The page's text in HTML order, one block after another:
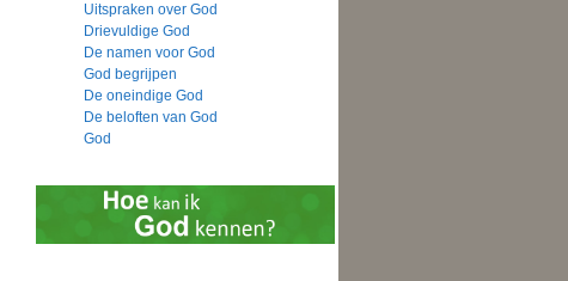
Uitspraken over God
Drievuldige God
De namen voor God
God begrijpen
De oneindige God
De beloften van God
God